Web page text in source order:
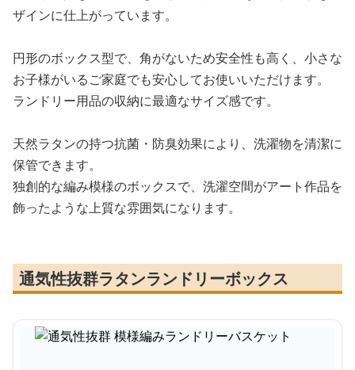
ザインに仕上がっています。
円形のボックス型で、角がないため安全性も高く、小さな
お子様がいるご家庭でも安心してお使いいただけます。
ランドリー用品の収納に最適なサイズ感です。
天然ラタンの持つ抗菌・防臭効果により、洗濯物を清潔に
保管できます。
独創的な編み模様のボックスで、洗濯空間がアート作品を
飾ったような上質な雰囲気になります。
通気性抜群ラタンランドリーボックス